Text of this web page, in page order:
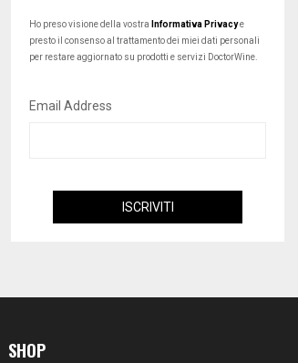
Ho preso visione della vostra Informativa Privacye
presto il consenso al trattamento dei miei dati personali
per restare aggiornato su prodotti e servizi DoctorWine.
Email Address
SHOP